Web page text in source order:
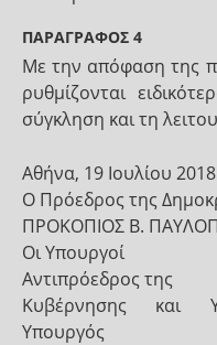
ΠΑΡΑΓΡΑΦΟΣ 4
Με την απόφαση της
ρυθμίζονται
σύγκληση και τη
Αθήνα, 19 Ιουλίου 2018
Ο Πρόεδρος της
ΠΡΟΚΟΠΙΟΣ Β.
Οι Υπουργοί
Αντιπρόεδρος της
Κυβέρνησης και
Υπουργός